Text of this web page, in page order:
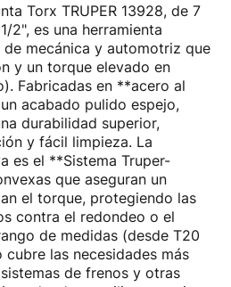
Torx TRUPER 13928, de 7
2", es una herramienta
mecánica y automotriz que
y un torque elevado en
Fabricadas en **acero al
acabado pulido espejo,
durabilidad superior,
y fácil limpieza. La
es el **Sistema Truper-
que aseguran un
el torque, protegiendo las
contra el redondeo o el
de medidas (desde T20
las necesidades más
de frenos y otras